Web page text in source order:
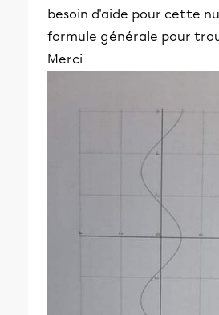
besoin d'aide pour cette
formule générale pour
Merci